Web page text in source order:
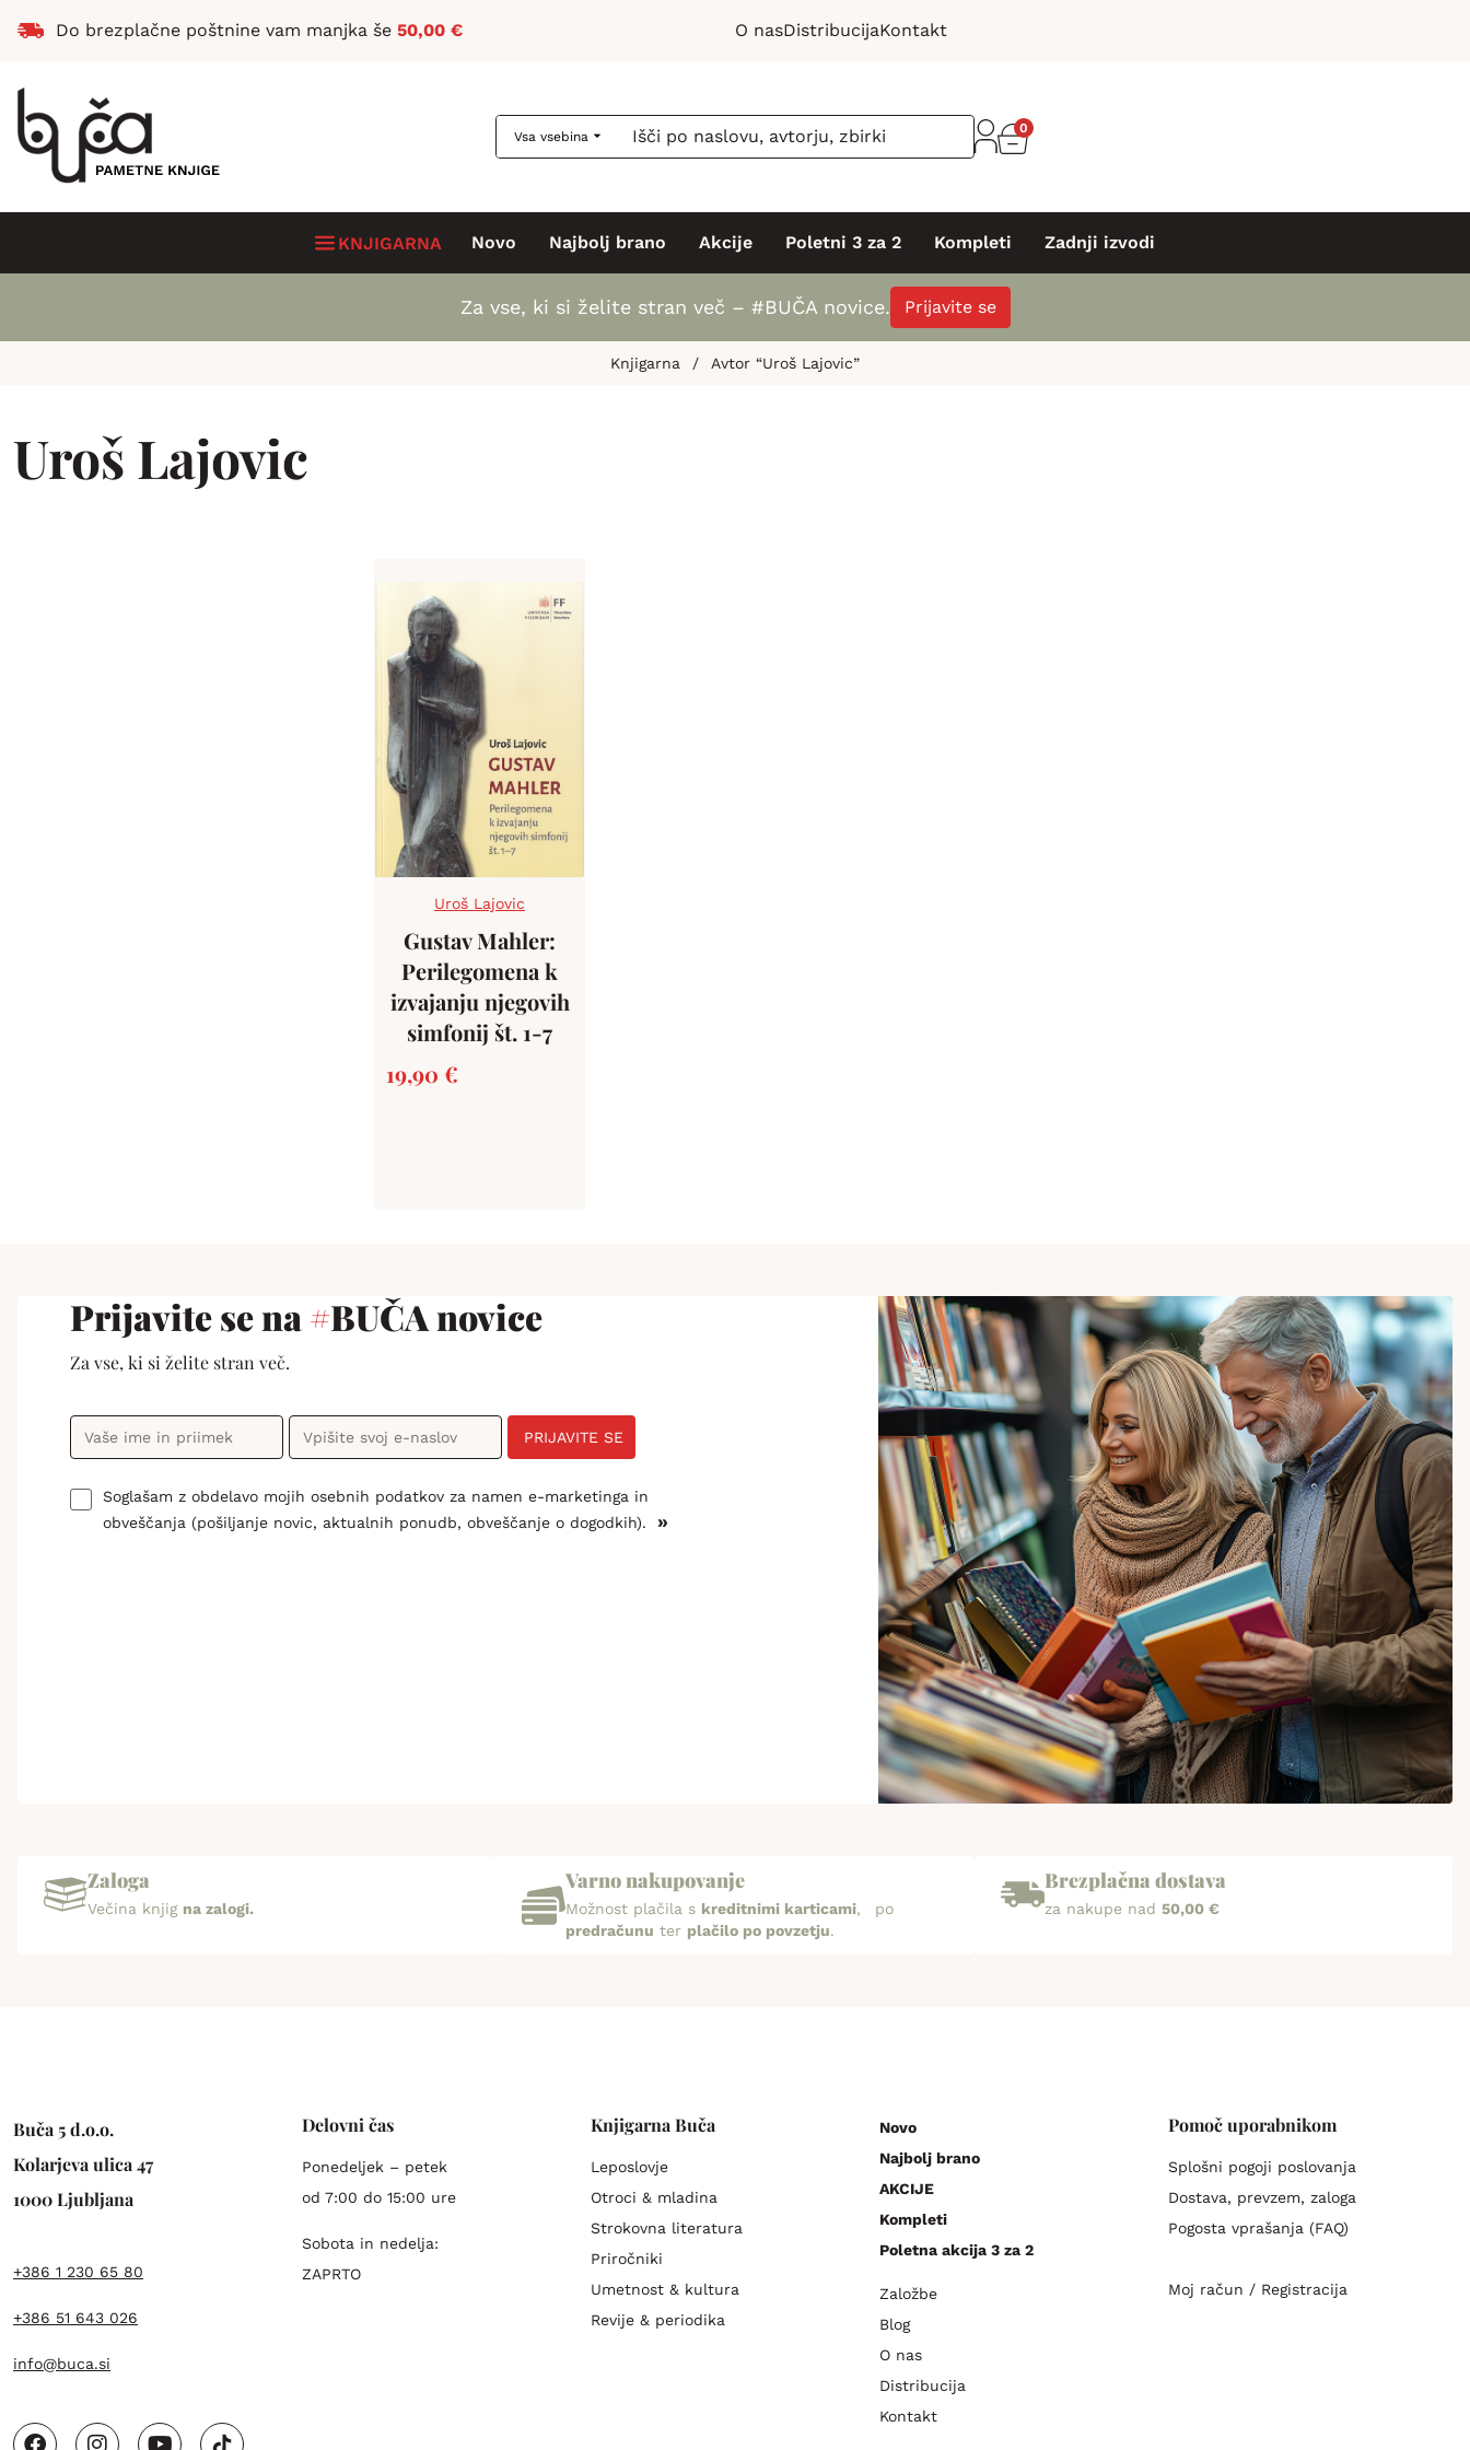
Do brezplačne poštnine vam manjka še 50,00 € O nasDistribucijaKontakt
Vsa vsebina
0
KNJIGARNA Novo Najbolj brano Akcije Poletni 3 za 2 Kompleti Zadnji izvodi
Za vse, ki si želite stran več – #BUČA novice. Prijavite se
Knjigarna / Avtor “Uroš Lajovic”
Uroš Lajovic
Uroš Lajovic
Gustav Mahler:
Perilegomena k
izvajanju njegovih
simfonij št. 1-7
19,90 €
Prijavite se na#BUČA novice
Za vse, ki si želite stran več.
Soglašam z obdelavo mojih osebnih podatkov za namen e-marketinga in
obveščanja (pošiljanje novic, aktualnih ponudb, obveščanje o dogodkih).
»
PRIJAVITE SE
Zaloga
Večina knjig na zalogi.
Varno nakupovanje
Možnost plačila s kreditnimi karticami, po
predračunu ter plačilo po povzetju.
Brezplačna dostava
za nakupe nad 50,00 €
Buča 5 d.o.o.
Kolarjeva ulica 47
1000 Ljubljana
+386 1 230 65 80
+386 51 643 026
info@buca.si
Delovni čas
Ponedeljek – petek
od 7:00 do 15:00 ure
Sobota in nedelja:
ZAPRTO
Knjigarna Buča
Leposlovje
Otroci & mladina
Strokovna literatura
Priročniki
Umetnost & kultura
Revije & periodika
Novo
Najbolj brano
AKCIJE
Kompleti
Poletna akcija 3 za 2
Založbe
Blog
O nas
Distribucija
Kontakt
Pomoč uporabnikom
Splošni pogoji poslovanja
Dostava, prevzem, zaloga
Pogosta vprašanja (FAQ)
Moj račun / Registracija